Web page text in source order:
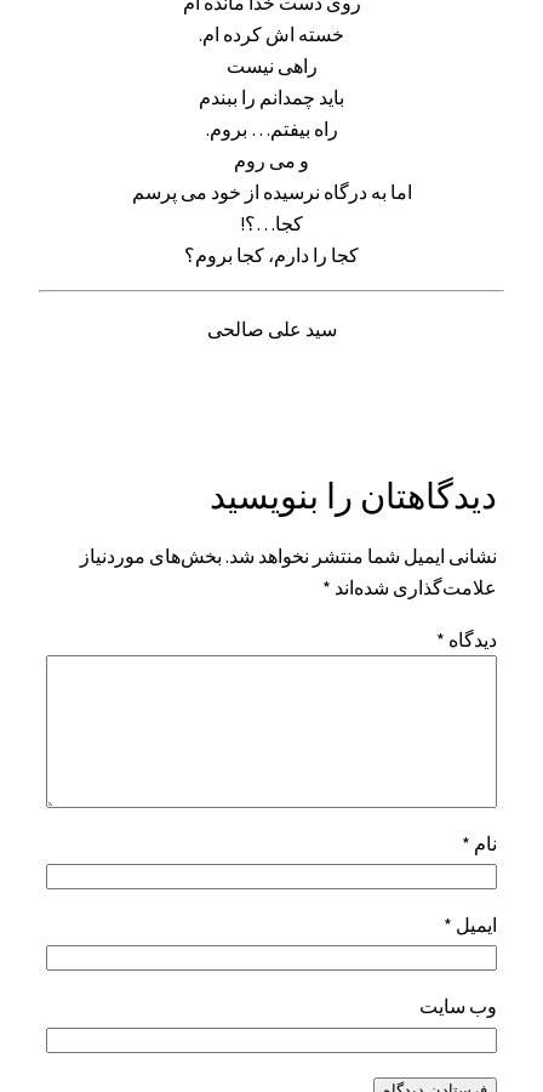
خسته اش کرده ام.
راهی نیست
باید چمدانم را ببندم
راه بیفتم… بروم.
و می روم
اما به درگاه نرسیده از خود می پرسم
کجا…؟!
کجا را دارم، کجا بروم؟
سید علی صالحی
دیدگاهتان را بنویسید
نشانی ایمیل شما منتشر نخواهد شد. بخش‌های موردنیاز
علامت‌گذاری شده‌اند *
دیدگاه *
نام *
ایمیل *
وب‌ سایت